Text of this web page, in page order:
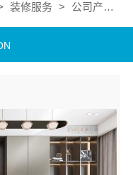
装修服务 > 公司产品